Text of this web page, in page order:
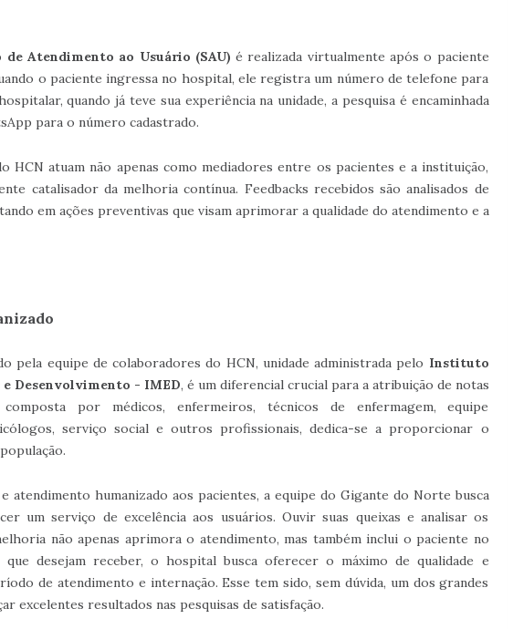
de Atendimento ao Usuário (SAU) é realizada virtualmente após o paciente
o paciente ingressa no hospital, ele registra um número de telefone para
quando já teve sua experiência na unidade, a pesquisa é encaminhada
para o número cadastrado.
HCN atuam não apenas como mediadores entre os pacientes e a instituição,
catalisador da melhoria contínua. Feedbacks recebidos são analisados de
em ações preventivas que visam aprimorar a qualidade do atendimento e a
pela equipe de colaboradores do HCN, unidade administrada pelo Instituto
e Desenvolvimento - IMED, é um diferencial crucial para a atribuição de notas
por médicos, enfermeiros, técnicos de enfermagem, equipe
serviço social e outros profissionais, dedica-se a proporcionar o
atendimento humanizado aos pacientes, a equipe do Gigante do Norte busca
um serviço de excelência aos usuários. Ouvir suas queixas e analisar os
não apenas aprimora o atendimento, mas também inclui o paciente no
desejam receber, o hospital busca oferecer o máximo de qualidade e
de atendimento e internação. Esse tem sido, sem dúvida, um dos grandes
excelentes resultados nas pesquisas de satisfação.